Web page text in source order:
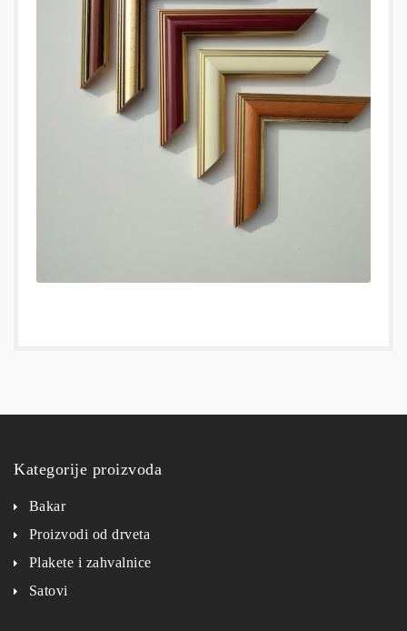
Kategorije proizvoda
Bakar
Proizvodi od drveta
Plakete i zahvalnice
Satovi